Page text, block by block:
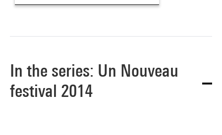
In the series: Un Nouveau
festival 2014